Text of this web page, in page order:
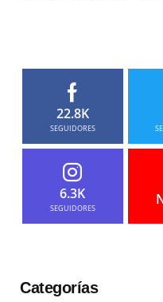
22.8K
SEGUIDORES
6.3K
SEGUIDORES
Categorías